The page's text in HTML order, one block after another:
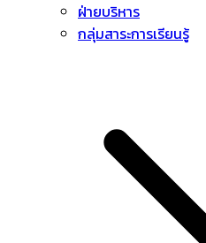
ฝ่ายบริหาร
กลุ่มสาระการเรียนรู้